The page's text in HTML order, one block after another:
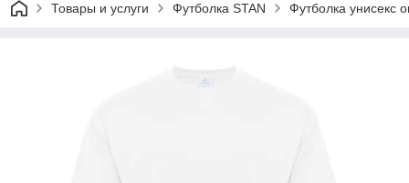
Товары и услуги Футболка STAN Футболка унисекс